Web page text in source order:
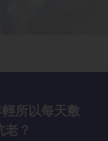
所以每天敷
老？